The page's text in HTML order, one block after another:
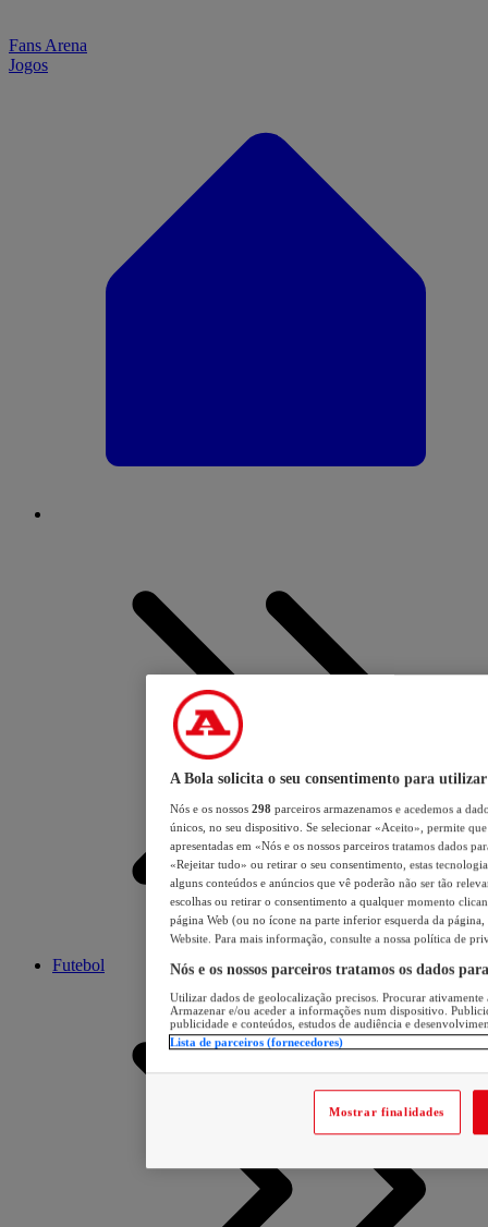
Fans Arena
Jogos
Futebol
A Bola solicita o seu consentimento para utilizar
Nós e os nossos 298 parceiros armazenamos e acedemos a
únicos, no seu dispositivo. Se selecionar «Aceito», permite
apresentadas em «Nós e os nossos parceiros tratamos dados
«Rejeitar tudo» ou retirar o seu consentimento, estas
alguns conteúdos e anúncios que vê poderão não ser tão
escolhas ou retirar o consentimento a qualquer momento
página Web (ou no ícone na parte inferior esquerda da página,
Website. Para mais informação, consulte a nossa política de
Nós e os nossos parceiros tratamos os dados
Utilizar dados de geolocalização precisos. Procurar
Armazenar e/ou aceder a informações num dispositivo.
publicidade e conteúdos, estudos de audiência e
Lista de parceiros (fornecedores)
Mostrar finalidades